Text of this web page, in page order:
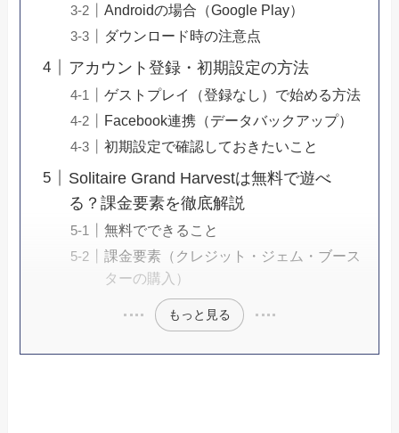
Androidの場合（Google Play）
ダウンロード時の注意点
アカウント登録・初期設定の方法
ゲストプレイ（登録なし）で始める方法
Facebook連携（データバックアップ）
初期設定で確認しておきたいこと
Solitaire Grand Harvestは無料で遊べ
る？課金要素を徹底解説
無料でできること
課金要素（クレジット・ジェム・ブース
ターの購入）
もっと見る